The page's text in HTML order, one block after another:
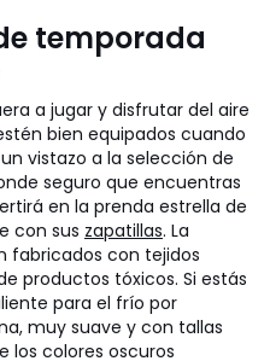
temporada
a jugar y disfrutar del aire
bien equipados cuando
vistazo a la selección de
seguro que encuentras
en la prenda estrella de
con sus zapatillas. La
fabricados con tejidos
productos tóxicos. Si estás
para el frío por
muy suave y con tallas
los colores oscuros